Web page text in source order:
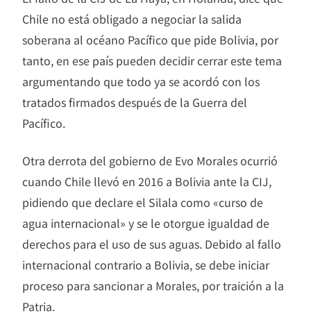
Chile no está obligado a negociar la salida
soberana al océano Pacífico que pide Bolivia, por
tanto, en ese país pueden decidir cerrar este tema
argumentando que todo ya se acordó con los
tratados firmados después de la Guerra del
Pacífico.
Otra derrota del gobierno de Evo Morales ocurrió
cuando Chile llevó en 2016 a Bolivia ante la CIJ,
pidiendo que declare el Silala como «curso de
agua internacional» y se le otorgue igualdad de
derechos para el uso de sus aguas. Debido al fallo
internacional contrario a Bolivia, se debe iniciar
proceso para sancionar a Morales, por traición a la
Patria.